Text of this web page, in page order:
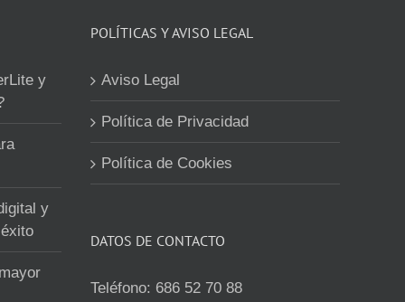
y
y
POLÍTICAS Y AVISO LEGAL
Aviso Legal
Política de Privacidad
Política de Cookies
DATOS DE CONTACTO
Teléfono: 686 52 70 88